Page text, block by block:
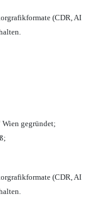
(CDR, AI
gegründet;
(CDR, AI